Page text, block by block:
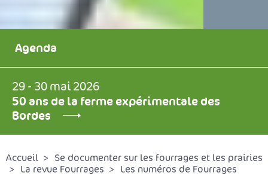
Agenda
29 - 30 mai 2026
50 ans de la ferme expérimentale des
Bordes
Accueil
Se documenter sur les fourrages et les prairies
La revue Fourrages
Les numéros de Fourrages